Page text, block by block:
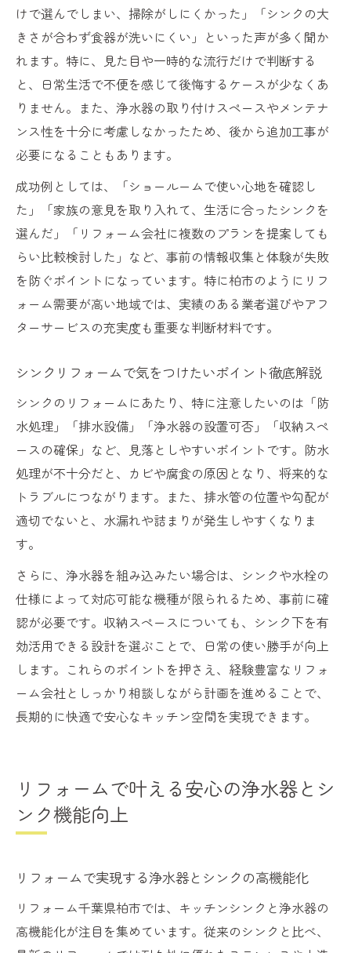
けで選んでしまい、掃除がしにくかった」「シンクの大
きさが合わず食器が洗いにくい」といった声が多く聞か
れます。特に、見た目や一時的な流行だけで判断する
と、日常生活で不便を感じて後悔するケースが少なくあ
りません。また、浄水器の取り付けスペースやメンテナ
ンス性を十分に考慮しなかったため、後から追加工事が
必要になることもあります。
成功例としては、「ショールームで使い心地を確認し
た」「家族の意見を取り入れて、生活に合ったシンクを
選んだ」「リフォーム会社に複数のプランを提案しても
らい比較検討した」など、事前の情報収集と体験が失敗
を防ぐポイントになっています。特に柏市のようにリフ
ォーム需要が高い地域では、実績のある業者選びやアフ
ターサービスの充実度も重要な判断材料です。
シンクリフォームで気をつけたいポイント徹底解説
シンクのリフォームにあたり、特に注意したいのは「防
水処理」「排水設備」「浄水器の設置可否」「収納スペ
ースの確保」など、見落としやすいポイントです。防水
処理が不十分だと、カビや腐食の原因となり、将来的な
トラブルにつながります。また、排水管の位置や勾配が
適切でないと、水漏れや詰まりが発生しやすくなりま
す。
さらに、浄水器を組み込みたい場合は、シンクや水栓の
仕様によって対応可能な機種が限られるため、事前に確
認が必要です。収納スペースについても、シンク下を有
効活用できる設計を選ぶことで、日常の使い勝手が向上
します。これらのポイントを押さえ、経験豊富なリフォ
ーム会社としっかり相談しながら計画を進めることで、
長期的に快適で安心なキッチン空間を実現できます。
リフォームで叶える安心の浄水器とシ
ンク機能向上
リフォームで実現する浄水器とシンクの高機能化
リフォーム千葉県柏市では、キッチンシンクと浄水器の
高機能化が注目を集めています。従来のシンクと比べ、